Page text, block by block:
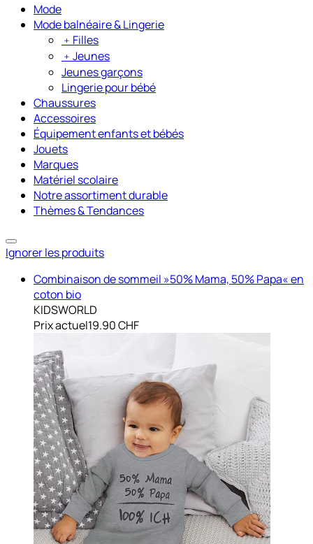
Mode
Mode balnéaire & Lingerie
﹢ Filles
﹢ Jeunes
Jeunes garçons
Lingerie pour bébé
Chaussures
Accessoires
Équipement enfants et bébés
Jouets
Marques
Matériel scolaire
Notre assortiment durable
Thèmes & Tendances
Ignorer les produits
Combinaison de sommeil »50% Mama, 50% Papa« en
coton bio
KIDSWORLD
Prix actuel19.90 CHF